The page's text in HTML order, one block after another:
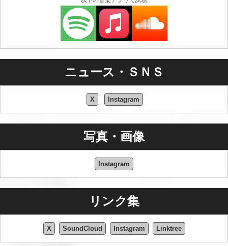
ニュース・ＳＮＳ
X Instagram
写真・画像
Instagram
リンク集
X SoundCloud Instagram Linktree